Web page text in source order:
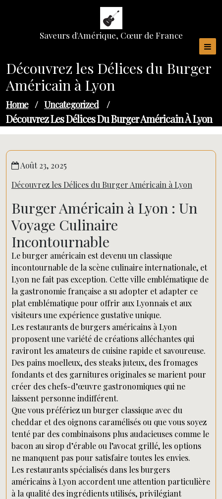
Saveurs d'Amérique, Cœur de France
Découvrez les Délices du Burger
Américain à Lyon
Home / Uncategorized /
Découvrez Les Délices Du Burger Américain À Lyon
Août 23, 2025
Découvrez les Délices du Burger Américain à Lyon
Burger Américain à Lyon : Un
Voyage Culinaire
Incontournable
Le burger américain est devenu un classique
incontournable de la scène culinaire internationale, et
Lyon ne fait pas exception. Cette ville emblématique de
la gastronomie française a su adopter et adapter ce
plat emblématique pour offrir aux Lyonnais et aux
visiteurs une expérience gustative unique.
Les restaurants de burgers américains à Lyon
proposent une variété de créations alléchantes qui
raviront les amateurs de cuisine rapide et savoureuse.
Des pains moelleux, des steaks juteux, des fromages
fondants et des garnitures originales se marient pour
créer des chefs-d’œuvre gastronomiques qui ne
laissent personne indifférent.
Que vous préfériez un burger classique avec du
cheddar et des oignons caramélisés ou que vous soyez
tenté par des combinaisons plus audacieuses comme le
bacon au sirop d’érable ou l’avocat grillé, les options
ne manquent pas pour satisfaire toutes les envies.
Les restaurants spécialisés dans les burgers
américains à Lyon accordent une attention particulière
à la qualité des ingrédients utilisés, privilégiant